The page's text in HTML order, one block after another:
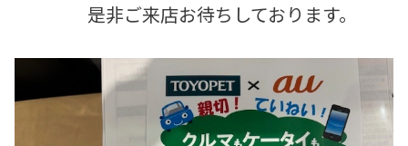
是非ご来店お待ちしております。